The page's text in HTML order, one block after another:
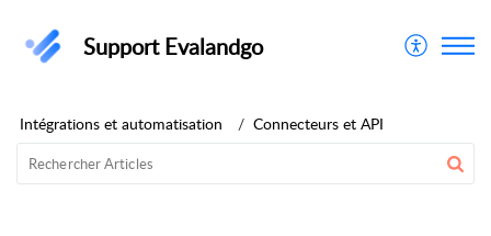
Support Evalandgo
Intégrations et automatisation Connecteurs et API